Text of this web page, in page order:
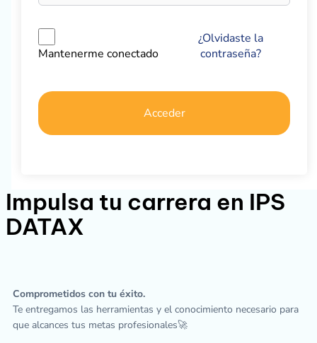
Mantenerme conectado
¿Olvidaste la
contraseña?
Acceder
Impulsa tu carrera en IPS
DATAX
Comprometidos con tu éxito.
Te entregamos las herramientas y el conocimiento necesario para
que alcances tus metas profesionales🚀